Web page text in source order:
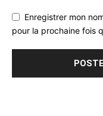
Enregistrer mon
pour la prochaine fois